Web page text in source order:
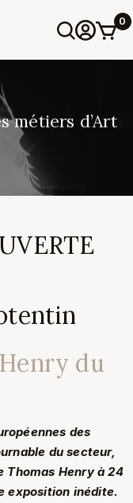
0
métiers d’Art
du
des
du secteur,
Thomas Henry à 24
exposition inédite.